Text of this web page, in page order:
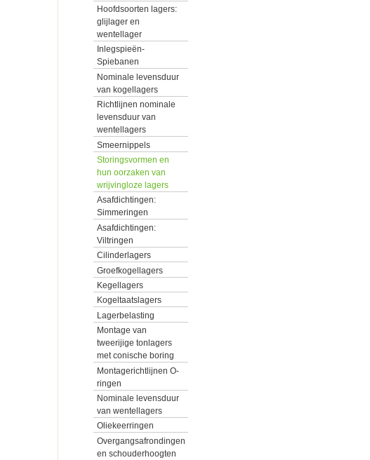
Hoofdsoorten lagers:
glijlager en
wentellager
Inlegspieën-
Spiebanen
Nominale levensduur
van kogellagers
Richtlijnen nominale
levensduur van
wentellagers
Smeernippels
Storingsvormen en
hun oorzaken van
wrijvingloze lagers
Asafdichtingen:
Simmeringen
Asafdichtingen:
Viltringen
Cilinderlagers
Groefkogellagers
Kegellagers
Kogeltaatslagers
Lagerbelasting
Montage van
tweerijige tonlagers
met conische boring
Montagerichtlijnen O-
ringen
Nominale levensduur
van wentellagers
Oliekeerringen
Overgangsafrondingen
en schouderhoogten